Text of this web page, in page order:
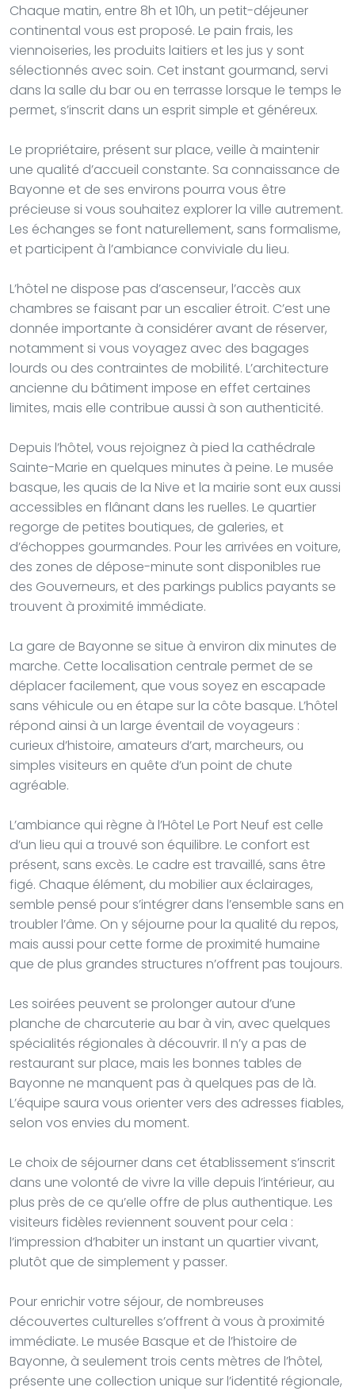
Chaque matin, entre 8h et 10h, un petit-déjeuner
continental vous est proposé. Le pain frais, les
viennoiseries, les produits laitiers et les jus y sont
sélectionnés avec soin. Cet instant gourmand, servi
dans la salle du bar ou en terrasse lorsque le temps le
permet, s’inscrit dans un esprit simple et généreux.
Le propriétaire, présent sur place, veille à maintenir
une qualité d’accueil constante. Sa connaissance de
Bayonne et de ses environs pourra vous être
précieuse si vous souhaitez explorer la ville autrement.
Les échanges se font naturellement, sans formalisme,
et participent à l’ambiance conviviale du lieu.
L’hôtel ne dispose pas d’ascenseur, l’accès aux
chambres se faisant par un escalier étroit. C’est une
donnée importante à considérer avant de réserver,
notamment si vous voyagez avec des bagages
lourds ou des contraintes de mobilité. L’architecture
ancienne du bâtiment impose en effet certaines
limites, mais elle contribue aussi à son authenticité.
Depuis l’hôtel, vous rejoignez à pied la cathédrale
Sainte-Marie en quelques minutes à peine. Le musée
basque, les quais de la Nive et la mairie sont eux aussi
accessibles en flânant dans les ruelles. Le quartier
regorge de petites boutiques, de galeries, et
d’échoppes gourmandes. Pour les arrivées en voiture,
des zones de dépose-minute sont disponibles rue
des Gouverneurs, et des parkings publics payants se
trouvent à proximité immédiate.
La gare de Bayonne se situe à environ dix minutes de
marche. Cette localisation centrale permet de se
déplacer facilement, que vous soyez en escapade
sans véhicule ou en étape sur la côte basque. L’hôtel
répond ainsi à un large éventail de voyageurs :
curieux d’histoire, amateurs d’art, marcheurs, ou
simples visiteurs en quête d’un point de chute
agréable.
L’ambiance qui règne à l’Hôtel Le Port Neuf est celle
d’un lieu qui a trouvé son équilibre. Le confort est
présent, sans excès. Le cadre est travaillé, sans être
figé. Chaque élément, du mobilier aux éclairages,
semble pensé pour s’intégrer dans l’ensemble sans en
troubler l’âme. On y séjourne pour la qualité du repos,
mais aussi pour cette forme de proximité humaine
que de plus grandes structures n’offrent pas toujours.
Les soirées peuvent se prolonger autour d’une
planche de charcuterie au bar à vin, avec quelques
spécialités régionales à découvrir. Il n’y a pas de
restaurant sur place, mais les bonnes tables de
Bayonne ne manquent pas à quelques pas de là.
L’équipe saura vous orienter vers des adresses fiables,
selon vos envies du moment.
Le choix de séjourner dans cet établissement s’inscrit
dans une volonté de vivre la ville depuis l’intérieur, au
plus près de ce qu’elle offre de plus authentique. Les
visiteurs fidèles reviennent souvent pour cela :
l’impression d’habiter un instant un quartier vivant,
plutôt que de simplement y passer.
Pour enrichir votre séjour, de nombreuses
découvertes culturelles s’offrent à vous à proximité
immédiate. Le musée Basque et de l’histoire de
Bayonne, à seulement trois cents mètres de l’hôtel,
présente une collection unique sur l’identité régionale,